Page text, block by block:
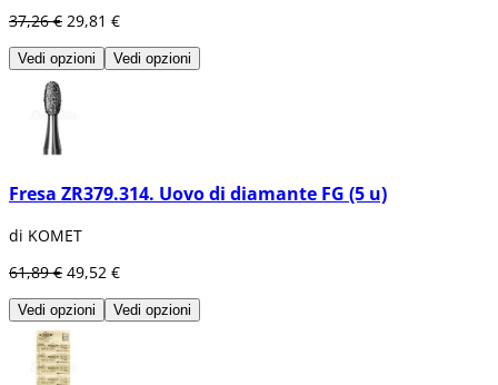
37,26 € 29,81 €
Vedi opzioni Vedi opzioni
Fresa ZR379.314. Uovo di diamante FG (5 u)
di KOMET
61,89 € 49,52 €
Vedi opzioni Vedi opzioni